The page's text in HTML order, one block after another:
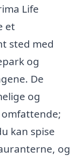
Life
et
sted med
og
De
og
kan spise
og